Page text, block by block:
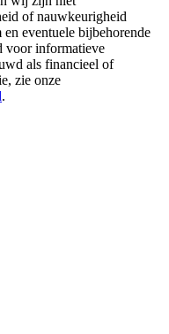
houders
of nauwkeurigheid
eventuele bijbehorende
voor informatieve
als financieel of
zie onze
.